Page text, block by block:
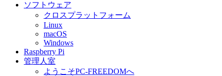
ソフトウェア
クロスプラットフォーム
Linux
macOS
Windows
Raspberry Pi
管理人室
ようこそPC-FREEDOMへ